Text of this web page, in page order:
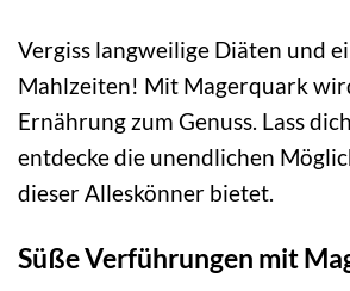
Vergiss langweilige Diäten und
Mahlzeiten! Mit Magerquark
Ernährung zum Genuss. Lass
entdecke die unendlichen
dieser Alleskönner bietet.
Süße Verführungen mit